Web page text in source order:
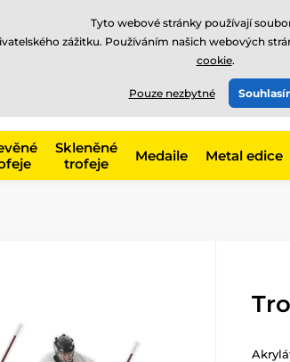
775
Skleněné
trofeje
Medaile Metal edice
Tyto webové stránky používají
zážitku. Používáním našich webových
cookie.
Pouze nezbytné